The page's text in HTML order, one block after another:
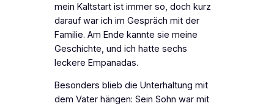
mein Kaltstart ist immer so, doch kurz
darauf war ich im Gespräch mit der
Familie. Am Ende kannte sie meine
Geschichte, und ich hatte sechs
leckere Empanadas.
Besonders blieb die Unterhaltung mit
dem Vater hängen: Sein Sohn war mit